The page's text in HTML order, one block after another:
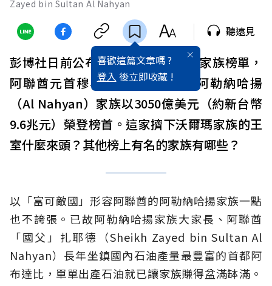
Zayed bin Sultan Al Nahyan
喜歡這篇文章嗎 ?
登入 後立即收藏 !
聽遠見
彭博社日前公布2023年全球最富有家族榜單，
阿聯酋元首穆罕默德親王執掌的阿勒納哈揚
（Al Nahyan）家族以3050億美元（約新台幣
9.6兆元）榮登榜首。這家擠下沃爾瑪家族的王
室什麼來頭？其他榜上有名的家族有哪些？
以「富可敵國」形容阿聯酋的阿勒納哈揚家族一點
也不誇張。已故阿勒納哈揚家族大家長、阿聯酋
「國父」扎耶德（Sheikh Zayed bin Sultan Al
Nahyan）長年坐鎮國內石油產量最豐富的首都阿
布達比，單單出產石油就已讓家族賺得盆滿缽滿。